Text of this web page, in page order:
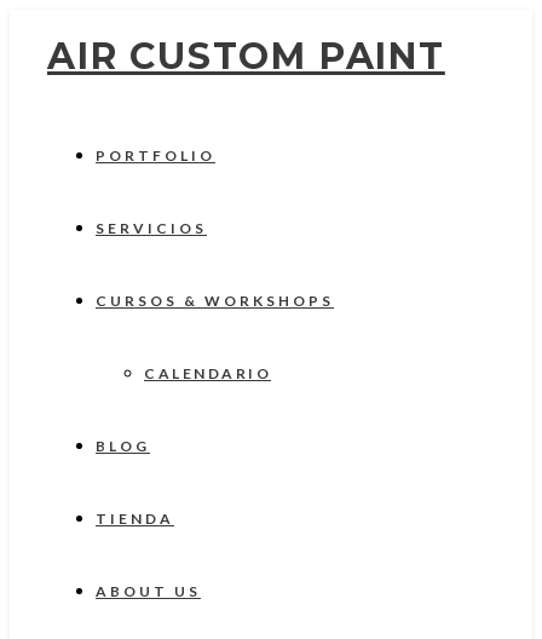
AIR CUSTOM PAINT
PORTFOLIO
SERVICIOS
CURSOS & WORKSHOPS
CALENDARIO
BLOG
TIENDA
ABOUT US